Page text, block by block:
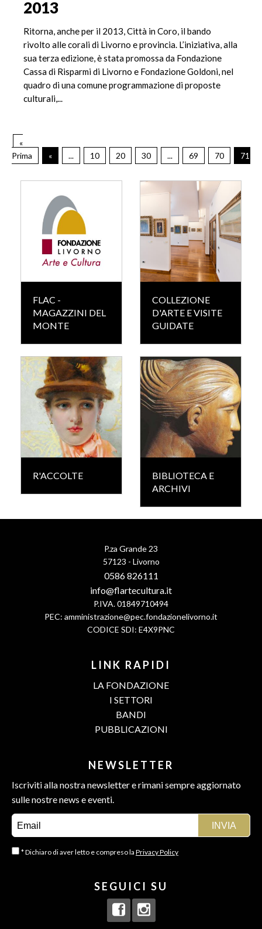
2013
Ritorna, anche per il 2013, Città in Coro, il bando
rivolto alle corali di Livorno e provincia. L’iniziativa, alla
sua terza edizione, è stata promossa da Fondazione
Cassa di Risparmi di Livorno e Fondazione Goldoni, nel
quadro di una comune programmazione di proposte
culturali,...
«
Prima
« ... 10 20 30 ... 69 70 71
FLAC -
MAGAZZINI DEL
MONTE
COLLEZIONE
D'ARTE E VISITE
GUIDATE
R'ACCOLTE
BIBLIOTECA E
ARCHIVI
P.za Grande 23
57123 - Livorno
0586 826111
info@flartecultura.it
P.IVA. 01849710494
PEC: amministrazione@pec.fondazionelivorno.it
CODICE SDI: E4X9PNC
LINK RAPIDI
LA FONDAZIONE
I SETTORI
BANDI
PUBBLICAZIONI
NEWSLETTER
Iscriviti alla nostra newsletter e rimani sempre aggiornato
sulle nostre news e eventi.
* Dichiaro di aver letto e compreso la Privacy Policy
SEGUICI SU